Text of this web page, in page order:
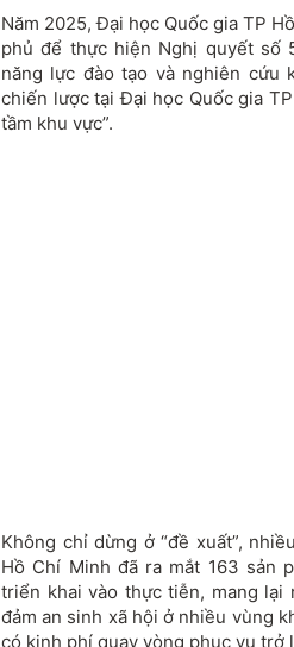
Năm 2025, Đại học Quốc gia TP
phủ để thực hiện Nghị quyết số
năng lực đào tạo và nghiên cứu
chiến lược tại Đại học Quốc gia
tầm khu vực”.
Không chỉ dừng ở “đề xuất”,
Hồ Chí Minh đã ra mắt 163 sản
triển khai vào thực tiễn, mang
đảm an sinh xã hội ở nhiều vùng
có kinh phí quay vòng phục vụ trở